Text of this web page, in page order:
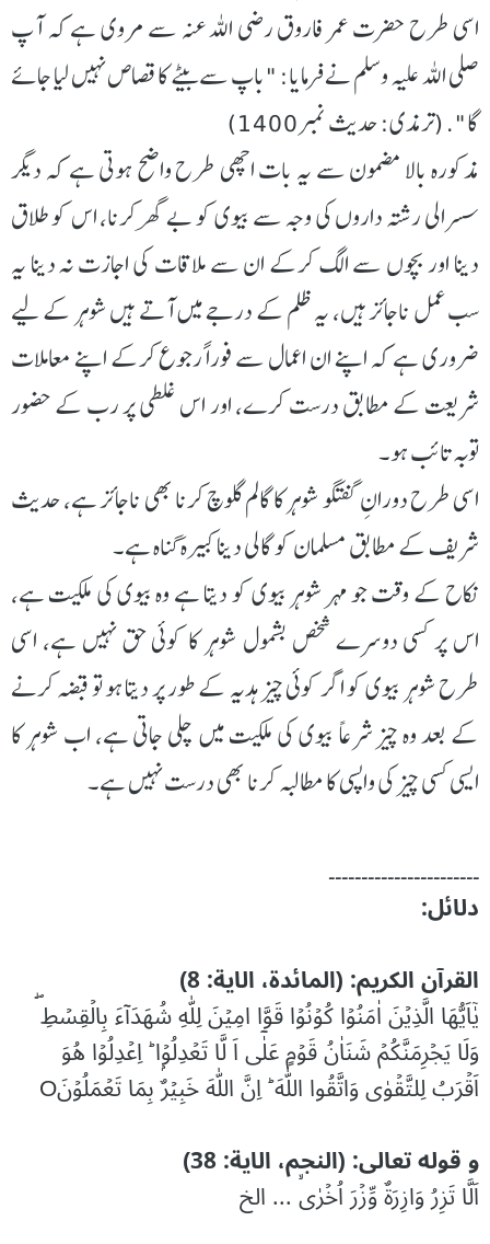
اسی طرح حضرت عمر فاروق رضی اللہ عنہ سے مروی ہے کہ آپ
صلی اللہ علیہ وسلم نے فرمایا: "باپ سے بیٹے کا قصاص نہیں لیا جائے
گا". (ترمذی: حدیث نمبر1400)
مذکورہ بالا مضمون سے یہ بات اچھی طرح واضح ہوتی ہے کہ دیگر
سسرالی رشتہ داروں کی وجہ سے بیوی کو بے گھر کرنا، اس کو طلاق
دینا اور بچوں سے الگ کرکے ان سے ملاقات کی اجازت نہ دینا یہ
سب عمل ناجائز ہیں، یہ ظلم کے درجے میں آتے ہیں شوہر کے لیے
ضروری ہے کہ اپنے ان اعمال سے فوراً رجوع کرکے اپنے معاملات
شریعت کے مطابق درست کرے، اور اس غلطی پر رب کے حضور
توبہ تائب ہو۔
اسی طرح دورانِ گفتگو شوہر کا گالم گلوچ کرنا بھی ناجائز ہے، حدیث
شریف کے مطابق مسلمان کو گالی دینا کبیرہ گناہ ہے۔
نکاح کے وقت جو مہر شوہر بیوی کو دیتا ہے وہ بیوی کی ملکیت ہے،
اس پر کسی دوسرے شخص بشمول شوہر کا کوئی حق نہیں ہے، اسی
طرح شوہر بیوی کو اگر کوئی چیز ہدیہ کے طور پر دیتا ہو تو قبضہ کرنے
کے بعد وہ چیز شرعاً بیوی کی ملکیت میں چلی جاتی ہے، اب شوہر کا
ایسی کسی چیز کی واپسی کا مطالبہ کرنا بھی درست نہیں ہے۔
۔۔۔۔۔۔۔۔۔۔۔۔۔۔۔۔۔۔۔۔۔۔۔
دلائل:
القرآن الکریم: (المائدۃ، الاية: 8)
يٰۤاَيُّهَا الَّذِيۡنَ اٰمَنُوۡا كُوۡنُوۡا قَوَّا امِيۡنَ لِلّٰهِ شُهَدَآءَ بِالۡقِسۡطِ‌ ۖ
وَلَا يَجۡرِمَنَّكُمۡ شَنَاٰنُ قَوۡمٍ عَلٰٓى اَ لَّا تَعۡدِلُوۡا‌ ؕ اِعۡدِلُوۡا هُوَ
اَقۡرَبُ لِلتَّقۡوٰى‌ وَاتَّقُوا اللّٰهَ‌ ؕ اِنَّ اللّٰهَ خَبِيۡرٌۢ بِمَا تَعۡمَلُوۡنَO
و قوله تعالی: (النجم، الایة: 38)
اَلَّا تَزِرُ وَازِرَةٌ وِّزۡرَ اُخۡرٰىۙ ... الخ